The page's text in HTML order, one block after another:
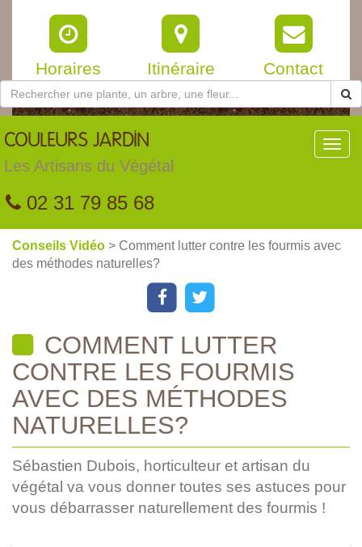
Horaires Itinéraire Contact
COULEURS JARDIN
Les Artisans du Végétal
02 31 79 85 68
Conseils Vidéo > Comment lutter contre les fourmis avec
des méthodes naturelles?
COMMENT LUTTER
CONTRE LES FOURMIS
AVEC DES MÉTHODES
NATURELLES?
Sébastien Dubois, horticulteur et artisan du
végétal va vous donner toutes ses astuces pour
vous débarrasser naturellement des fourmis !